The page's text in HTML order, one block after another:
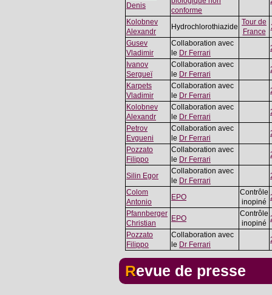
Denis
conforme
Kolobnev
Alexandr
Hydrochlorothiazide
Tour de
France
Gusev
Vladimir
Collaboration avec
le Dr Ferrari
Ivanov
Sergueï
Collaboration avec
le Dr Ferrari
Karpets
Vladimir
Collaboration avec
le Dr Ferrari
Kolobnev
Alexandr
Collaboration avec
le Dr Ferrari
Petrov
Evgueni
Collaboration avec
le Dr Ferrari
Pozzato
Filippo
Collaboration avec
le Dr Ferrari
Silin Egor
Collaboration avec
le Dr Ferrari
Colom
Antonio
EPO
Contrôle
inopiné
Pfannberger
Christian
EPO
Contrôle
inopiné
Pozzato
Filippo
Collaboration avec
le Dr Ferrari
Revue de presse